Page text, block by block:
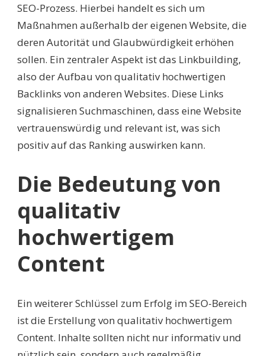
SEO-Prozess. Hierbei handelt es sich um
Maßnahmen außerhalb der eigenen Website, die
deren Autorität und Glaubwürdigkeit erhöhen
sollen. Ein zentraler Aspekt ist das Linkbuilding,
also der Aufbau von qualitativ hochwertigen
Backlinks von anderen Websites. Diese Links
signalisieren Suchmaschinen, dass eine Website
vertrauenswürdig und relevant ist, was sich
positiv auf das Ranking auswirken kann.
Die Bedeutung von
qualitativ
hochwertigem
Content
Ein weiterer Schlüssel zum Erfolg im SEO-Bereich
ist die Erstellung von qualitativ hochwertigem
Content. Inhalte sollten nicht nur informativ und